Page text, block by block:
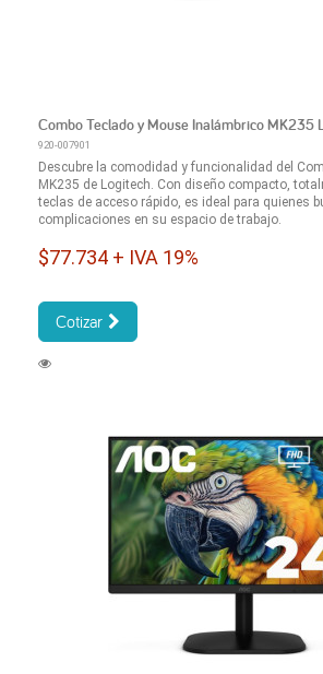
Combo Teclado y Mouse Inalámbrico MK235
920-007901
Descubre la comodidad y funcionalidad del
MK235 de Logitech. Con diseño compacto,
teclas de acceso rápido, es ideal para quienes
complicaciones en su espacio de trabajo.
$77.734 + IVA 19%
Cotizar